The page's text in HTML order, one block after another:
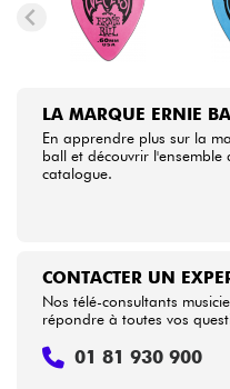
HiFi
Voir
LA MARQUE ERNIE
En apprendre plus sur la
ball et découvrir l'ensemble
catalogue.
CONTACTER UN
Nos télé-consultants
répondre à toutes vos
01 81 930 900